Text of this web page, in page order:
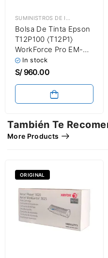
SUMINISTROS DE IMPRESIÓN
Bolsa De Tinta Epson
T12P100 〈T12P1〉
WorkForce Pro EM-
C800 / EP-C800 Color
Negro (716ml) 50,000
In stock
S/960.00
También Te
More Products
ORIGINAL